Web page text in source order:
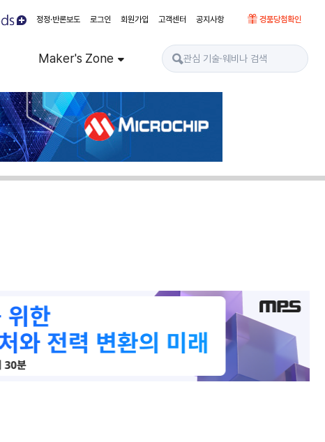
정정·반론보도 로그인 회원가입 고객센터 공지사항 경품당첨확인
Maker's Zone